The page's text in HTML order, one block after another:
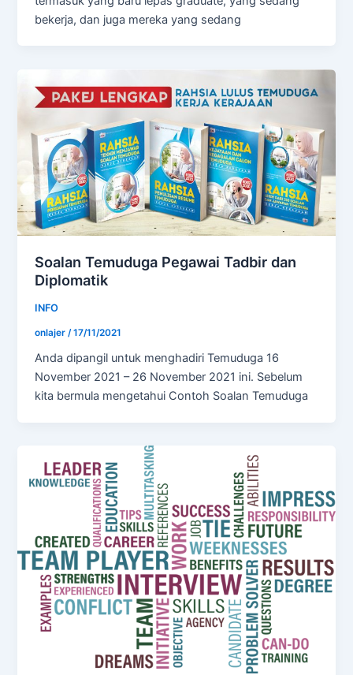
bekerja, dan juga mereka yang sedang
Soalan Temuduga Pegawai Tadbir dan
Diplomatik
INFO
onlajer /17/11/2021
Anda dipangil untuk menghadiri Temuduga 16
November 2021 – 26 November 2021 ini. Sebelum
kita bermula mengetahui Contoh Soalan Temuduga